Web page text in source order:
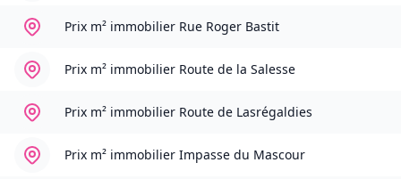
Prix m² immobilier Rue Roger Bastit
Prix m² immobilier Route de la Salesse
Prix m² immobilier Route de Lasrégaldies
Prix m² immobilier Impasse du Mascour